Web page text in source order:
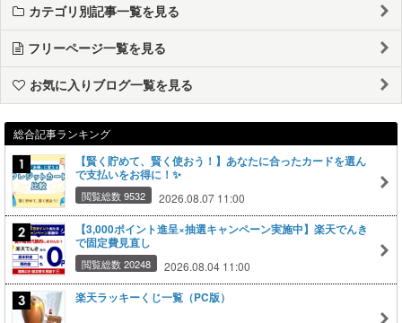
カテゴリ別記事一覧を見る
フリーページ一覧を見る
お気に入りブログ一覧を見る
総合記事ランキング
【賢く貯めて、賢く使おう！】あなたに合ったカードを選ん
で支払いをお得に！✨
閲覧総数 9532 2026.08.07 11:00
【3,000ポイント進呈×抽選キャンペーン実施中】楽天でんき
で固定費見直し
閲覧総数 20248 2026.08.04 11:00
楽天ラッキーくじ一覧（PC版）